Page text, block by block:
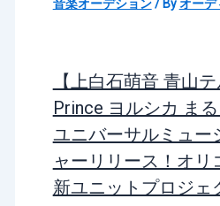
音楽オーデション/ Byオーデ
【上白石萌音 青山
Prince ヨルシカ まる
ユニバーサルミュー
ャーリリース！オリ
新ユニットプロジェ